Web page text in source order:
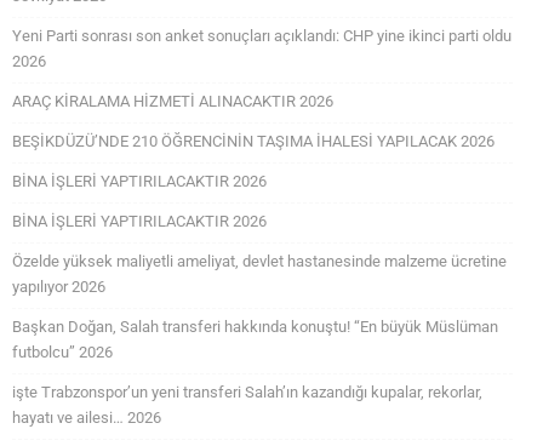
Yeni Parti sonrası son anket sonuçları açıklandı: CHP yine ikinci parti oldu
2026
ARAÇ KİRALAMA HİZMETİ ALINACAKTIR 2026
BEŞİKDÜZÜ’NDE 210 ÖĞRENCİNİN TAŞIMA İHALESİ YAPILACAK 2026
BİNA İŞLERİ YAPTIRILACAKTIR 2026
BİNA İŞLERİ YAPTIRILACAKTIR 2026
Özelde yüksek maliyetli ameliyat, devlet hastanesinde malzeme ücretine
yapılıyor 2026
Başkan Doğan, Salah transferi hakkında konuştu! “En büyük Müslüman
futbolcu” 2026
işte Trabzonspor’un yeni transferi Salah’ın kazandığı kupalar, rekorlar,
hayatı ve ailesi… 2026